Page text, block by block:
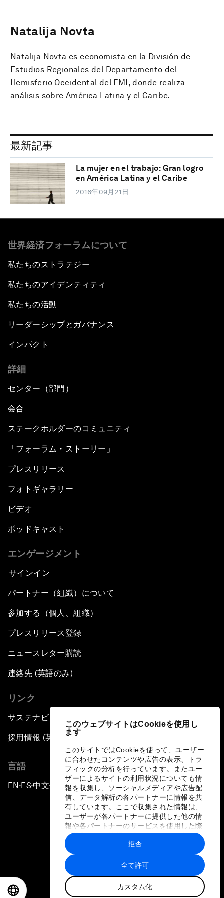
このウェブサイトはCookieを使用し
ます
このサイトではCookieを使って、ユーザー
に合わせたコンテンツや広告の表示、トラ
フィックの分析を行っています。またユー
ザーによるサイトの利用状況についても情
報を収集し、ソーシャルメディアや広告配
信、データ解析の各パートナーに情報を共
有しています。ここで収集された情報は、
ユーザーが各パートナーに提供した他の情
報や各パートナーのサービスを使用した際
に収集された情報と組み合わされ、各パー
トナーによって使用されることがありま
す。
全て許可
カスタム化
拒否
Natalija Novta
Natalija Novta es economista en la División de
Estudios Regionales del Departamento del
Hemisferio Occidental del FMI, donde realiza
análisis sobre América Latina y el Caribe.
最新記事
La mujer en el trabajo: Gran logro
en América Latina y el Caribe
2016年09月21日
世界経済フォーラムについて
私たちのストラテジー
私たちのアイデンティティ
私たちの活動
リーダーシップとガバナンス
インパクト
詳細
センター（部門）
会合
ステークホルダーのコミュニティ
「フォーラム・ストーリー」
プレスリリース
フォトギャラリー
ビデオ
ポッドキャスト
エンゲージメント
サインイン
パートナー（組織）について
参加する（個人、組織）
プレスリリース登録
ニュースレター購読
連絡先 (英語のみ)
リンク
サステナビリティへの取り組み
採用情報 (英語のみ)
言語
EN ▪ES▪中文▪ 日本語
プライバシーポリシーと利用規約
サイトマップ
©
世界経済フォーラム